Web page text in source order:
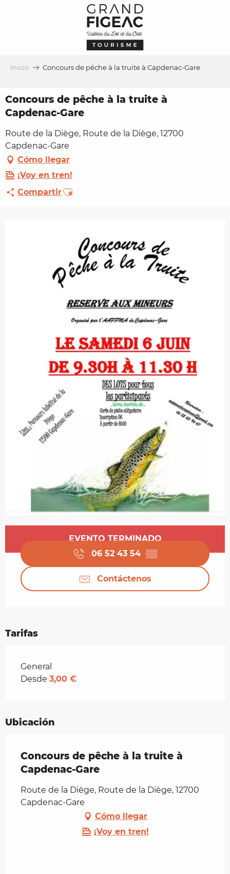
Inicio Concours de pêche à la truite à Capdenac-Gare
Concours de pêche à la truite à
Capdenac-Gare
Route de la Diège, Route de la Diège, 12700
Capdenac-Gare
Cómo llegar
¡Voy en tren!
CompartirAjouter aux favoris
Horarios y datos de contacto
EVENTO TERMINADO
06 52 43 54 ▒▒
Contáctenos
Tarifas
Tarifas 2026
General
Desde 3,00 €
Ubicación
Concours de pêche à la truite à
Capdenac-Gare
Route de la Diège, Route de la Diège, 12700
Capdenac-Gare
Cómo llegar
¡Voy en tren!